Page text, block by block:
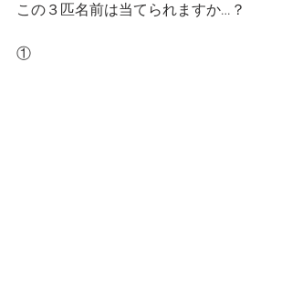
この３匹名前は当てられますか…？
①